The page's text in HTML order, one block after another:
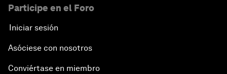
Participe en el Foro
Iniciar sesión
Asóciese con nosotros
Conviértase en miembro